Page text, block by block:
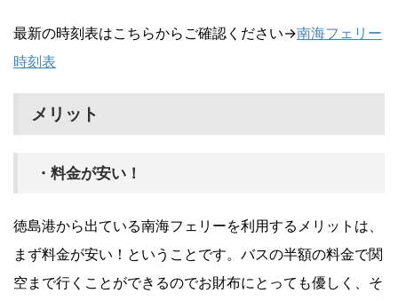
最新の時刻表はこちらからご確認ください→南海フェリー
時刻表
メリット
・料金が安い！
徳島港から出ている南海フェリーを利用するメリットは、
まず料金が安い！ということです。バスの半額の料金で関
空まで行くことができるのでお財布にとっても優しく、そ